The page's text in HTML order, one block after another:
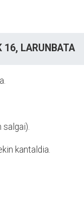
16, LARUNBATA
kantaldia.